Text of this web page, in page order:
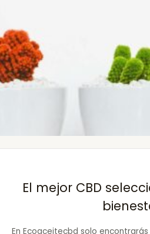
El mejor CBD
En Ecoaceitecbd solo